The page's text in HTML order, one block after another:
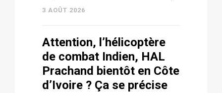
3 AOÛT 2026
Attention, l’hélicoptère
de combat Indien, HAL
Prachand bientôt en Côte
d’Ivoire ? Ça se précise